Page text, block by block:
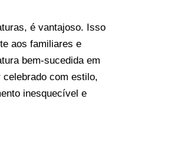
é vantajoso. Isso
aos familiares e
bem-sucedida em
com estilo,
inesquecível e